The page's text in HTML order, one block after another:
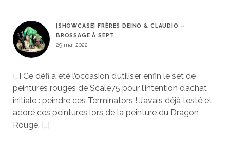
[SHOWCASE] FRÈRES DEINO & CLAUDIO –
BROSSAGE À SEPT
29 mai 2022
[…] Ce défi a été l’occasion d’utiliser enfin le set de
peintures rouges de Scale75 pour l’intention d’achat
initiale : peindre ces Terminators ! J’avais déjà testé et
adoré ces peintures lors de la peinture du Dragon
Rouge. […]